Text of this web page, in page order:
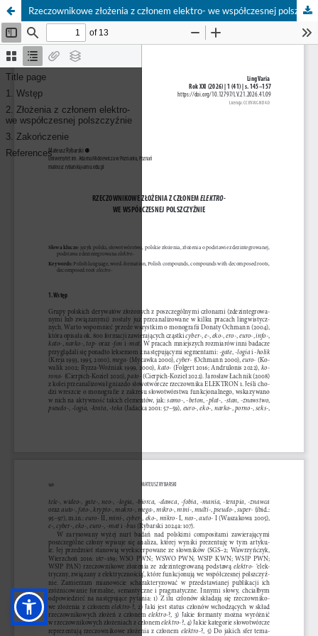
Rzeczownikowe złożenia z członem elektro- we współczesnej polszczyźnie